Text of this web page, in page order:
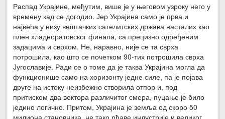
Распад Украјине, међутим, више је у његовом узроку него у
времену кад се догодио. Јер Украјина само је прва и
највећа у низу вештачких сателитских држава насталих као
плен хладноратовског финала, са прецизно одређеним
задацима и сврхом. Не, наравно, није се та сврха
потрошила, као што се почетком 90-тих потрошила сврха
Југославије. Ради се о томе да је таква Украјина могла да
функционише само на хоризонту једне силе, па је појава
друге на истоку неизбежно створила отпор и, под
притиском два вектора различитог смера, пуцање је било
једино логично. Притом, Украјина је земља од скоро 50
милиона становника, не тако рђаве индустрије и великог